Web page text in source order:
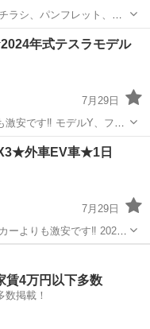
ラシ、パンフレット、ユ
に応じて承ります！ 店
・ご担当者様、お問い合
年式テスラモデル
7月29日
用したい方 大切に乗っ
貸出
外車EV車★1日
7月29日
切に乗って頂ける方よ
賃4万円以下多数
数掲載！